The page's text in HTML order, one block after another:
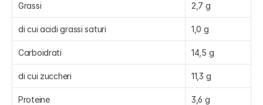
Grassi 2,7 g
di cui acidi grassi saturi 1,0 g
Carboidrati 14,5 g
di cui zuccheri 11,3 g
Proteine 3,6 g